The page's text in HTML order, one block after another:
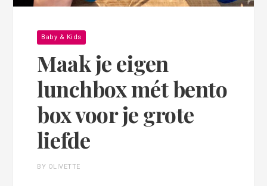
Baby & Kids
Maak je eigen
lunchbox mét bento
box voor je grote
liefde
BY OLIVETTE